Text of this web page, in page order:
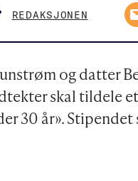
REDAKSJONEN
og datter
skal tildele
30 år». Stipendet